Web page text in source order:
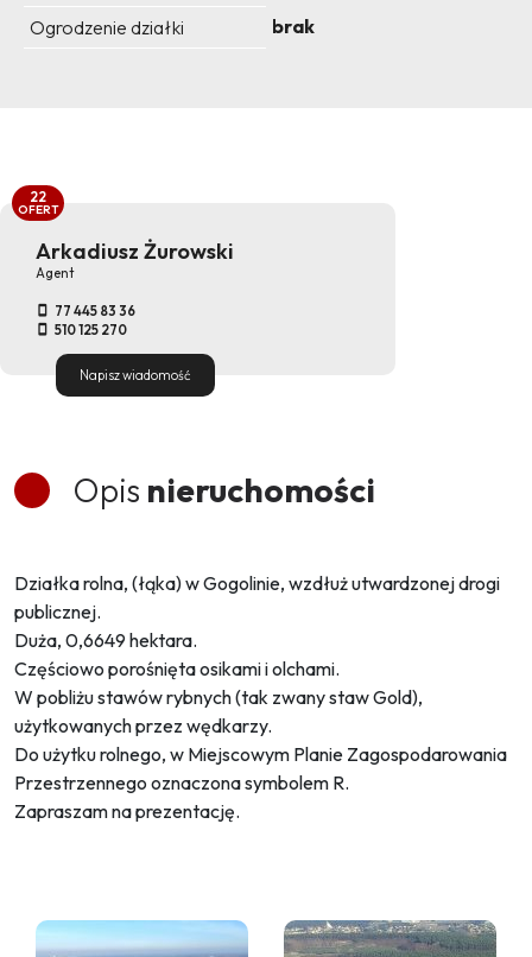
Ogrodzenie działki
brak
Arkadiusz Żurowski
Agent
77 445 83 36
510 125 270
Napisz wiadomość
22
OFERT
Opis nieruchomości
Działka rolna, (łąka) w Gogolinie, wzdłuż utwardzonej drogi
publicznej.
Duża, 0,6649 hektara.
Częściowo porośnięta osikami i olchami.
W pobliżu stawów rybnych (tak zwany staw Gold),
użytkowanych przez wędkarzy.
Do użytku rolnego, w Miejscowym Planie Zagospodarowania
Przestrzennego oznaczona symbolem R.
Zapraszam na prezentację.